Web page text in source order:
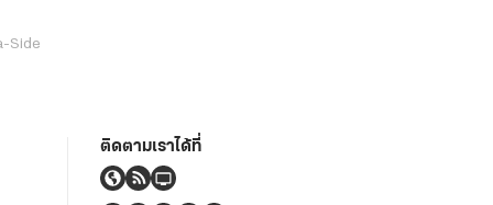
Side
ติดตามเราได้ที่